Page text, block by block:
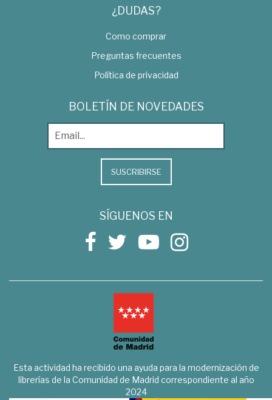
¿DUDAS?
Como comprar
Preguntas frecuentes
Política de privacidad
BOLETÍN DE NOVEDADES
SUSCRIBIRSE
SÍGUENOS EN
Esta actividad ha recibido una ayuda para la modernización de
librerías de la Comunidad de Madrid correspondiente al año
2024